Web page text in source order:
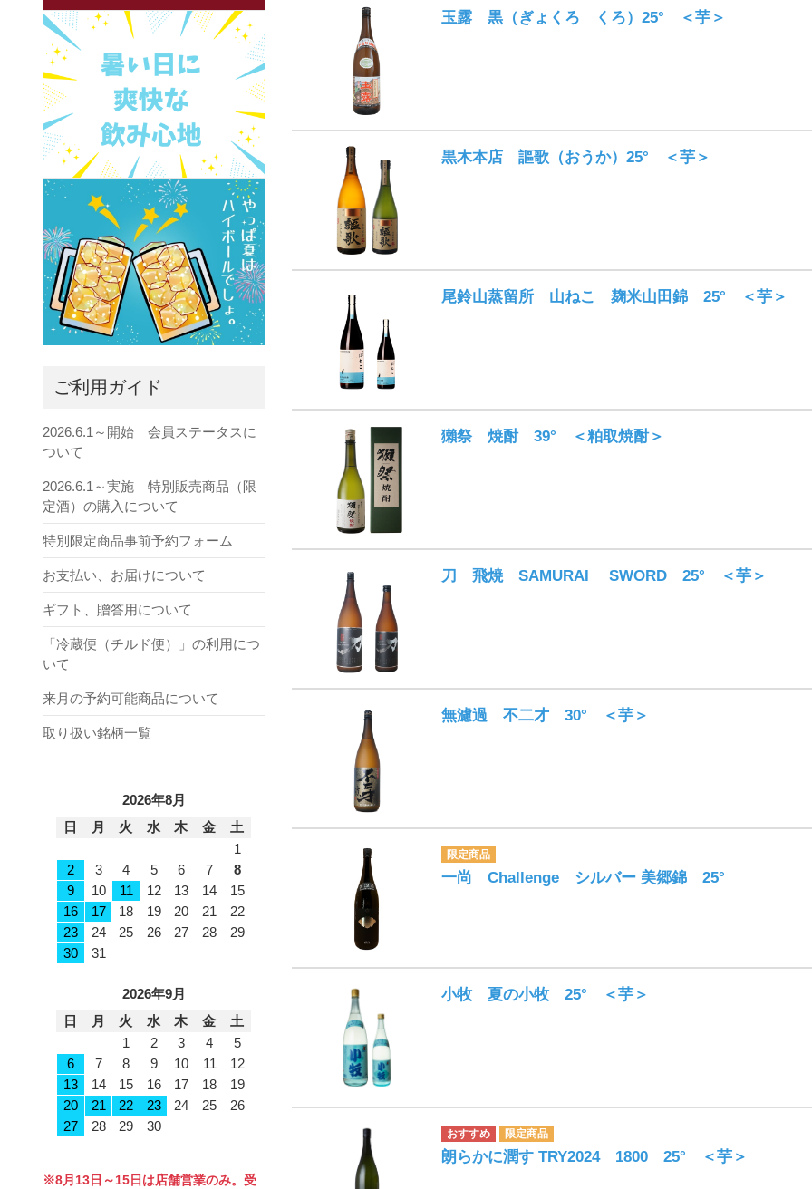
玉露 黒（ぎょくろ くろ）25° ＜芋＞
黒木本店 謳歌（おうか）25° ＜芋＞
尾鈴山蒸留所 山ねこ 麹米山田錦 25° ＜芋＞
獺祭 焼酎 39° ＜粕取焼酎＞
刀 飛焼 SAMURAI SWORD 25° ＜芋＞
無濾過 不二才 30° ＜芋＞
一尚 Challenge シルバー 美郷錦 25°
小牧 夏の小牧 25° ＜芋＞
朗らかに潤す TRY2024 1800 25° ＜芋＞
ご利用ガイド
2026.6.1～開始 会員ステータスに
ついて
2026.6.1～実施 特別販売商品（限
定酒）の購入について
特別限定商品事前予約フォーム
お支払い、お届けについて
ギフト、贈答用について
「冷蔵便（チルド便）」の利用につ
いて
来月の予約可能商品について
取り扱い銘柄一覧
2026年8月
日
月 火 水 木 金
土
1
2
3 4 5 6 7
8
9
10 11 12 13 14
15
16
17 18 19 20 21
22
23
24 25 26 27 28
29
30
31
2026年9月
日
月 火 水 木 金
土
1
2 3 4
5
6
7 8 9 10 11
12
13
14 15 16 17 18
19
20
21 22 23 24 25
26
27
28 29 30
※8月13日～15日は店舗営業のみ。受